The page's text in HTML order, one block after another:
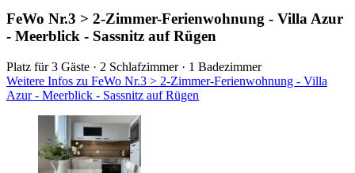
FeWo Nr.3 > 2-Zimmer-Ferienwohnung - Villa Azur
- Meerblick - Sassnitz auf Rügen
Platz für 3 Gäste · 2 Schlafzimmer · 1 Badezimmer
Weitere Infos zu FeWo Nr.3 > 2-Zimmer-Ferienwohnung - Villa
Azur - Meerblick - Sassnitz auf Rügen